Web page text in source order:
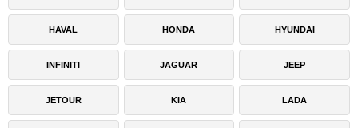
HAVAL HONDA HYUNDAI
INFINITI JAGUAR JEEP
JETOUR KIA LADA